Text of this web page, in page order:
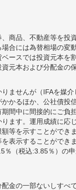
商品、不動産等を
合には為替相場の
ースでは投資元本
元本および分配金の
ませんが（IFAを媒
かるほか、公社債
間中に間接的にご
ます。運用成績に
等を示すことがで
表示することがで
％（税込:3.85％）の
金の一部ないしす